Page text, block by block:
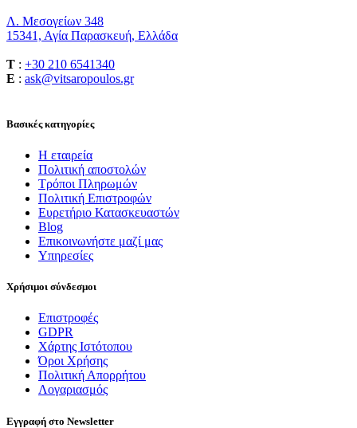
Λ. Μεσογείων 348
15341, Αγία Παρασκευή, Ελλάδα
T : +30 210 6541340
E : ask@vitsaropoulos.gr
Βασικές κατηγορίες
Η εταιρεία
Πολιτική αποστολών
Τρόποι Πληρωμών
Πολιτική Επιστροφών
Ευρετήριο Κατασκευαστών
Blog
Επικοινωνήστε μαζί μας
Υπηρεσίες
Χρήσιμοι σύνδεσμοι
Επιστροφές
GDPR
Χάρτης Ιστότοπου
Όροι Χρήσης
Πολιτική Απορρήτου
Λογαριασμός
Εγγραφή στο Newsletter